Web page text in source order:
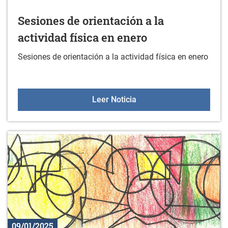
Sesiones de orientación a la
actividad física en enero
Sesiones de orientación a la actividad física en enero
Leer NoticiaSesiones de orientación